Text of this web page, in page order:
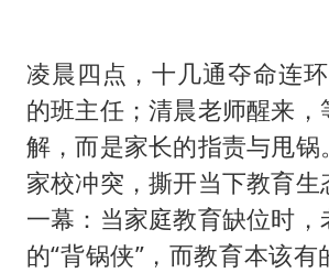
人贩子“梅姨
凌晨四点，十几通夺命连
的班主任；清晨老师醒来，
解，而是家长的指责与甩锅
家校冲突，撕开当下教育生
一幕：当家庭教育缺位时，
的“背锅侠”，而教育本该有